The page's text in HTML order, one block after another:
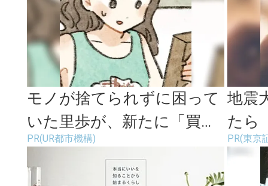
モノが捨てられずに困って
いた里歩が、新たに「買っ
たもの」は？
PR(UR都市機構)
地震
たら
おく
PR(東京